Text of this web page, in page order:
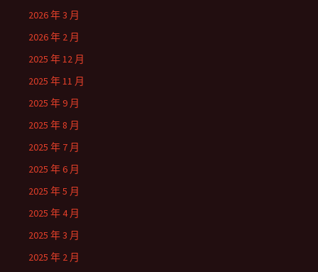
2026 年 3 月
2026 年 2 月
2025 年 12 月
2025 年 11 月
2025 年 9 月
2025 年 8 月
2025 年 7 月
2025 年 6 月
2025 年 5 月
2025 年 4 月
2025 年 3 月
2025 年 2 月